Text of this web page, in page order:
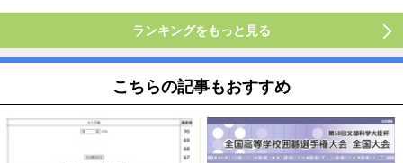
ランキングをもっと見る
こちらの記事もおすすめ